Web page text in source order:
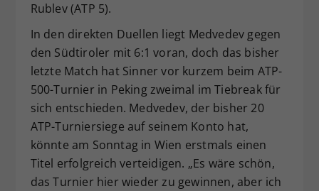
Rublev (ATP 5).
In den direkten Duellen liegt Medvedev gegen
den Südtiroler mit 6:1 voran, doch das bisher
letzte Match hat Sinner vor kurzem beim ATP-
500-Turnier in Peking zweimal im Tiebreak für
sich entschieden. Medvedev, der bisher 20
ATP-Turniersiege auf seinem Konto hat,
könnte am Sonntag in Wien erstmals einen
Titel erfolgreich verteidigen. „Es wäre schön,
das Turnier hier wieder zu gewinnen, aber ich